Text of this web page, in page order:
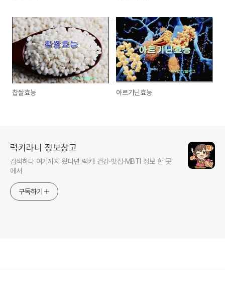
찹쌀효능 아르기닌효능
럭키라니 정보창고
검색하다 여기까지 왔다면 럭키! 건강·맛집·MBTI 정보 한 곳
에서
구독하기